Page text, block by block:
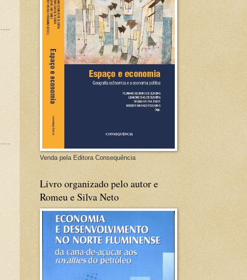
Venda pela Editora Consequência
Livro organizado pelo autor e
Romeu e Silva Neto